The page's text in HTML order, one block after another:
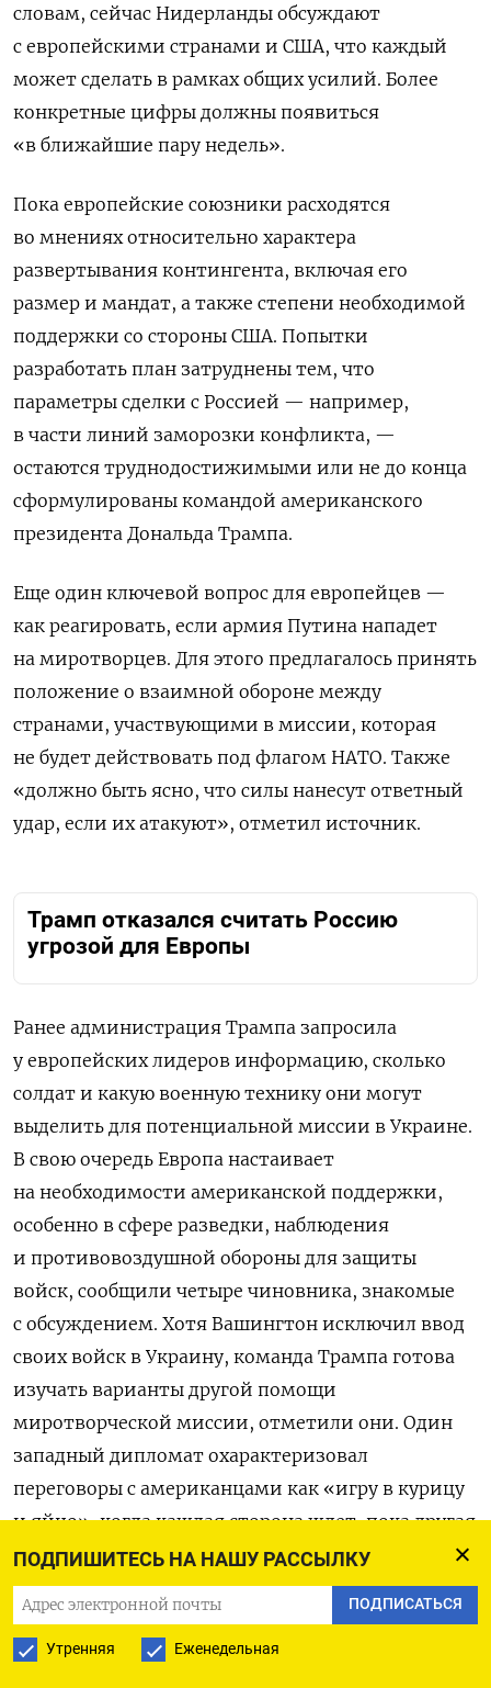
ПОДПИШИТЕСЬ НА НАШУ РАССЫЛКУ
ПОДПИСАТЬСЯ
Утренняя Еженедельная
словам, сейчас Нидерланды обсуждают
с европейскими странами и США, что каждый
может сделать в рамках общих усилий. Более
конкретные цифры должны появиться
«в ближайшие пару недель».
Пока европейские союзники расходятся
во мнениях относительно характера
развертывания контингента, включая его
размер и мандат, а также степени необходимой
поддержки со стороны США. Попытки
разработать план затруднены тем, что
параметры сделки с Россией — например,
в части линий заморозки конфликта, —
остаются труднодостижимыми или не до конца
сформулированы командой американского
президента Дональда Трампа.
Еще один ключевой вопрос для европейцев —
как реагировать, если армия Путина нападет
на миротворцев. Для этого предлагалось принять
положение о взаимной обороне между
странами, участвующими в миссии, которая
не будет действовать под флагом НАТО. Также
«должно быть ясно, что силы нанесут ответный
удар, если их атакуют», отметил источник.
Трамп отказался считать Россию
угрозой для Европы
Ранее администрация Трампа запросила
у европейских лидеров информацию, сколько
солдат и какую военную технику они могут
выделить для потенциальной миссии в Украине.
В свою очередь Европа настаивает
на необходимости американской поддержки,
особенно в сфере разведки, наблюдения
и противовоздушной обороны для защиты
войск, сообщили четыре чиновника, знакомые
с обсуждением. Хотя Вашингтон исключил ввод
своих войск в Украину, команда Трампа готова
изучать варианты другой помощи
миротворческой миссии, отметили они. Один
западный дипломат охарактеризовал
переговоры с американцами как «игру в курицу
и яйцо», когда каждая сторона ждет, пока другая
покажет свои карты, прежде чем заявить о том,
какие ресурсы она может выделить.
Между тем для многих европейских государств